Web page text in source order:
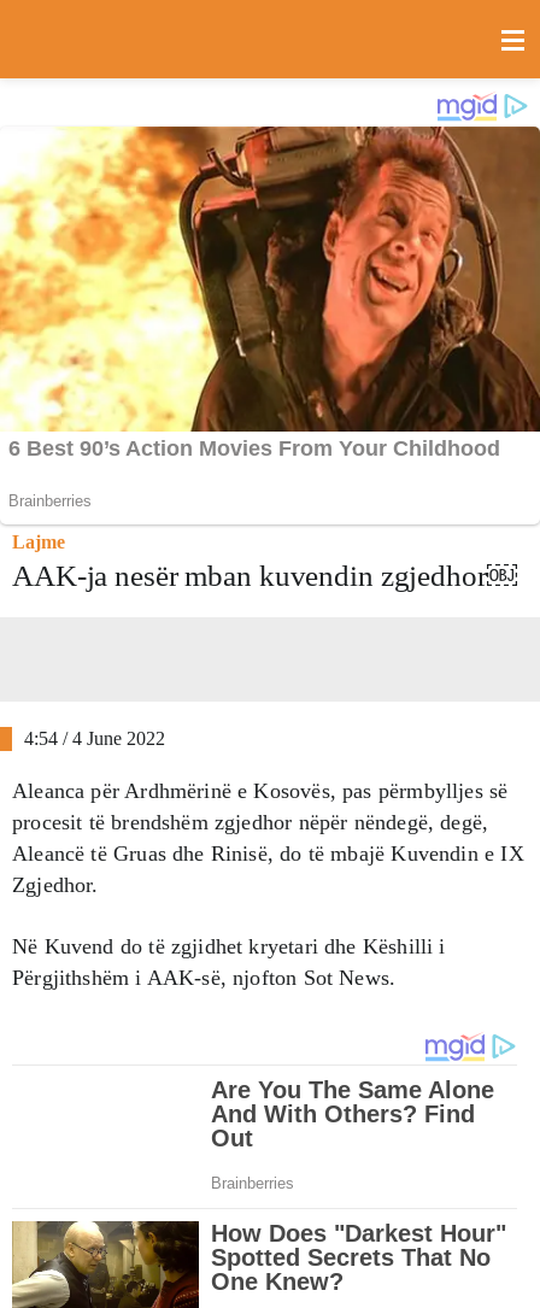
Lajme
AAK-ja nesër mban kuvendin zgjedhor￼
4:54 / 4 June 2022
Aleanca për Ardhmërinë e Kosovës, pas përmbylljes së
procesit të brendshëm zgjedhor nëpër nëndegë, degë,
Aleancë të Gruas dhe Rinisë, do të mbajë Kuvendin e IX
Zgjedhor.
Në Kuvend do të zgjidhet kryetari dhe Këshilli i
Përgjithshëm i AAK-së, njofton Sot News.